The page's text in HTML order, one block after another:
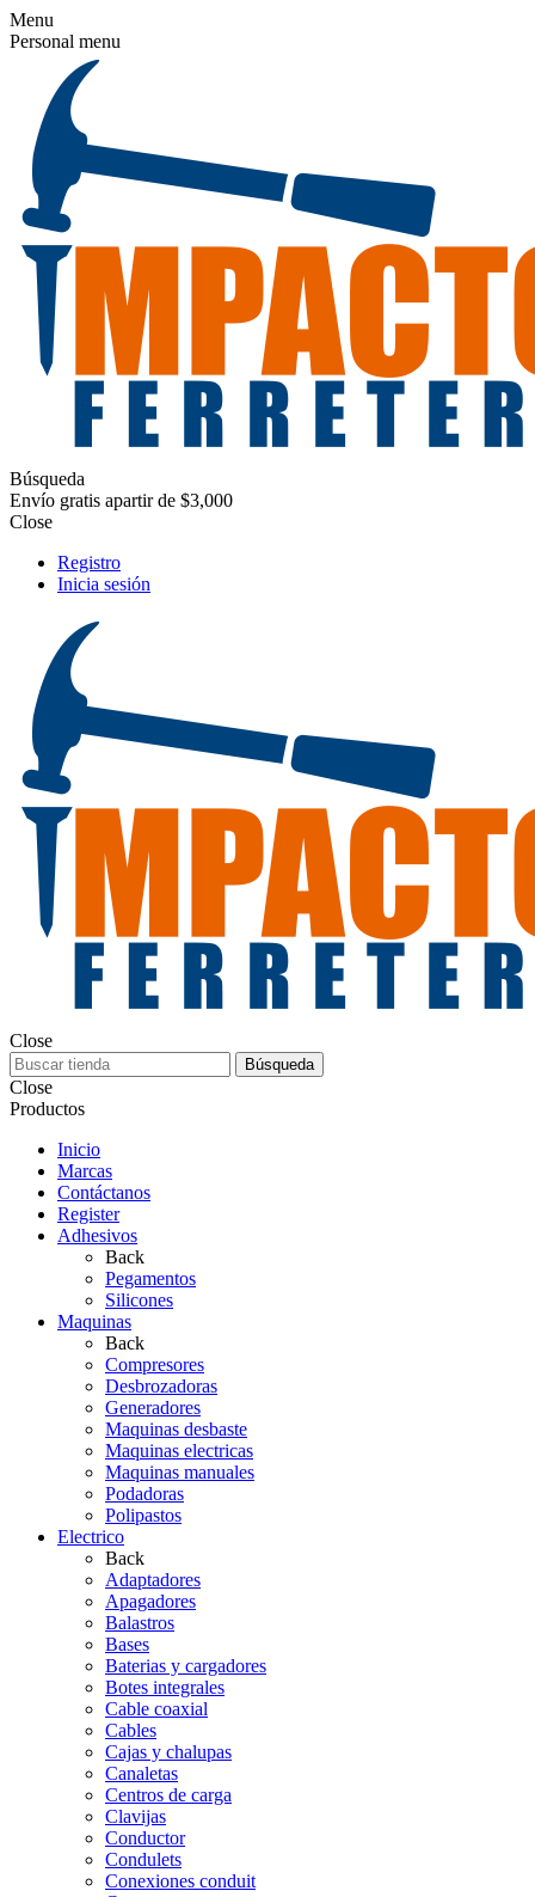
Menu
Personal menu
Búsqueda
Envío gratis apartir de $3,000
Close
Registro
Inicia sesión
Close
Búsqueda
Close
Productos
Inicio
Marcas
Contáctanos
Register
Adhesivos
Back
Pegamentos
Silicones
Maquinas
Back
Compresores
Desbrozadoras
Generadores
Maquinas desbaste
Maquinas electricas
Maquinas manuales
Podadoras
Polipastos
Electrico
Back
Adaptadores
Apagadores
Balastros
Bases
Baterias y cargadores
Botes integrales
Cable coaxial
Cables
Cajas y chalupas
Canaletas
Centros de carga
Clavijas
Conductor
Condulets
Conexiones conduit